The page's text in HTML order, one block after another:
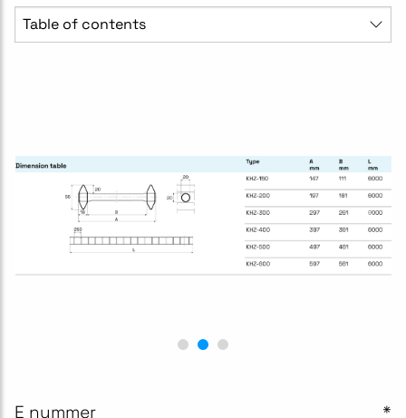
Table of contents
E nummer *